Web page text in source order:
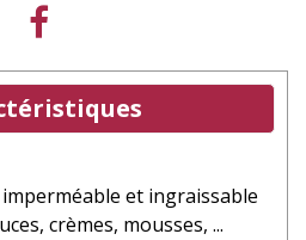
et ingraissable
crèmes, mousses, ...